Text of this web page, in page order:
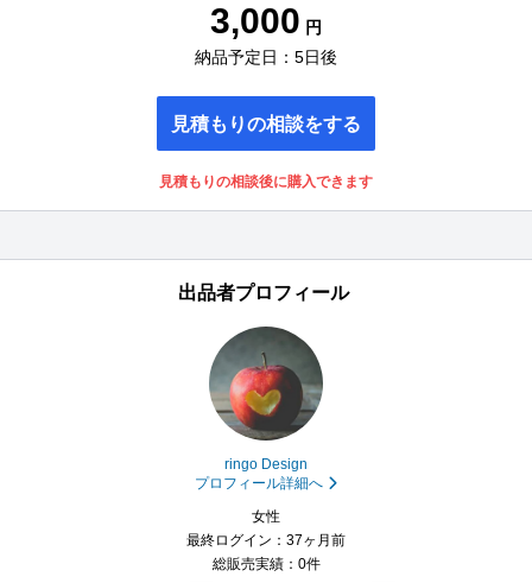
3,000 円
納品予定日：5日後
見積もりの相談をする
見積もりの相談後に購入できます
出品者プロフィール
ringo Design
プロフィール詳細へ
女性
最終ログイン：37ヶ月前
総販売実績：0件